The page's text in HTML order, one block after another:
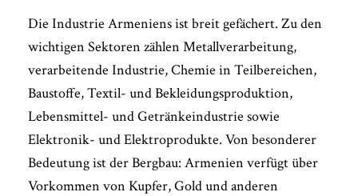
Die Industrie Armeniens ist breit gefächert. Zu den
wichtigen Sektoren zählen Metallverarbeitung,
verarbeitende Industrie, Chemie in Teilbereichen,
Baustoffe, Textil- und Bekleidungsproduktion,
Lebensmittel- und Getränkeindustrie sowie
Elektronik- und Elektroprodukte. Von besonderer
Bedeutung ist der Bergbau: Armenien verfügt über
Vorkommen von Kupfer, Gold und anderen